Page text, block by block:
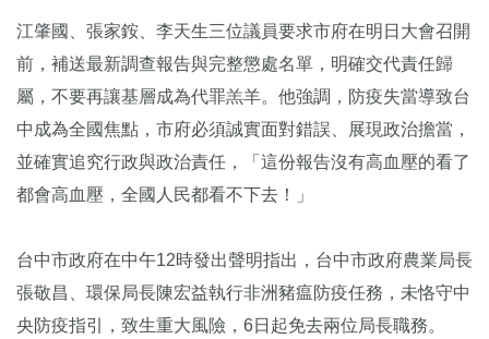
江肇國、張家銨、李天生三位議員要求市府在明日大會召開
前，補送最新調查報告與完整懲處名單，明確交代責任歸
屬，不要再讓基層成為代罪羔羊。他強調，防疫失當導致台
中成為全國焦點，市府必須誠實面對錯誤、展現政治擔當，
並確實追究行政與政治責任，「這份報告沒有高血壓的看了
都會高血壓，全國人民都看不下去！」
台中市政府在中午12時發出聲明指出，台中市政府農業局長
張敬昌、環保局長陳宏益執行非洲豬瘟防疫任務，未恪守中
央防疫指引，致生重大風險，6日起免去兩位局長職務。